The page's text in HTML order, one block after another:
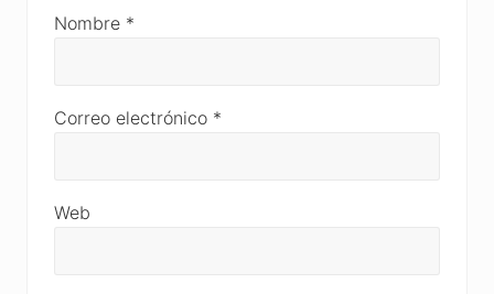
Nombre *
Correo electrónico *
Web